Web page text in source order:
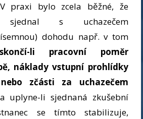
praxi bylo zcela běžné, že
sjednal s uchazečem
dohodu např. v tom
skončí-li pracovní poměr
náklady vstupní prohlídky
zčásti za uchazečem
uplyne-li sjednaná zkušební
se tímto stabilizuje,